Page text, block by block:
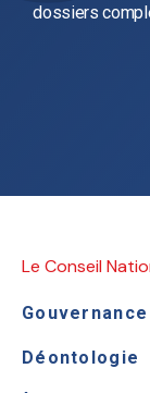
dossiers
Le Conseil
Gouvernance
Déontologie